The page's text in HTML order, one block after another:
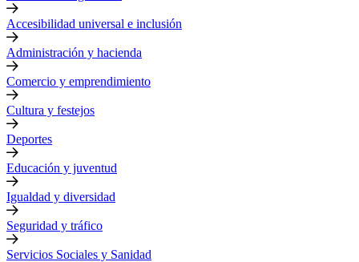
Accesibilidad universal e inclusión
Administración y hacienda
Comercio y emprendimiento
Cultura y festejos
Deportes
Educación y juventud
Igualdad y diversidad
Seguridad y tráfico
Servicios Sociales y Sanidad